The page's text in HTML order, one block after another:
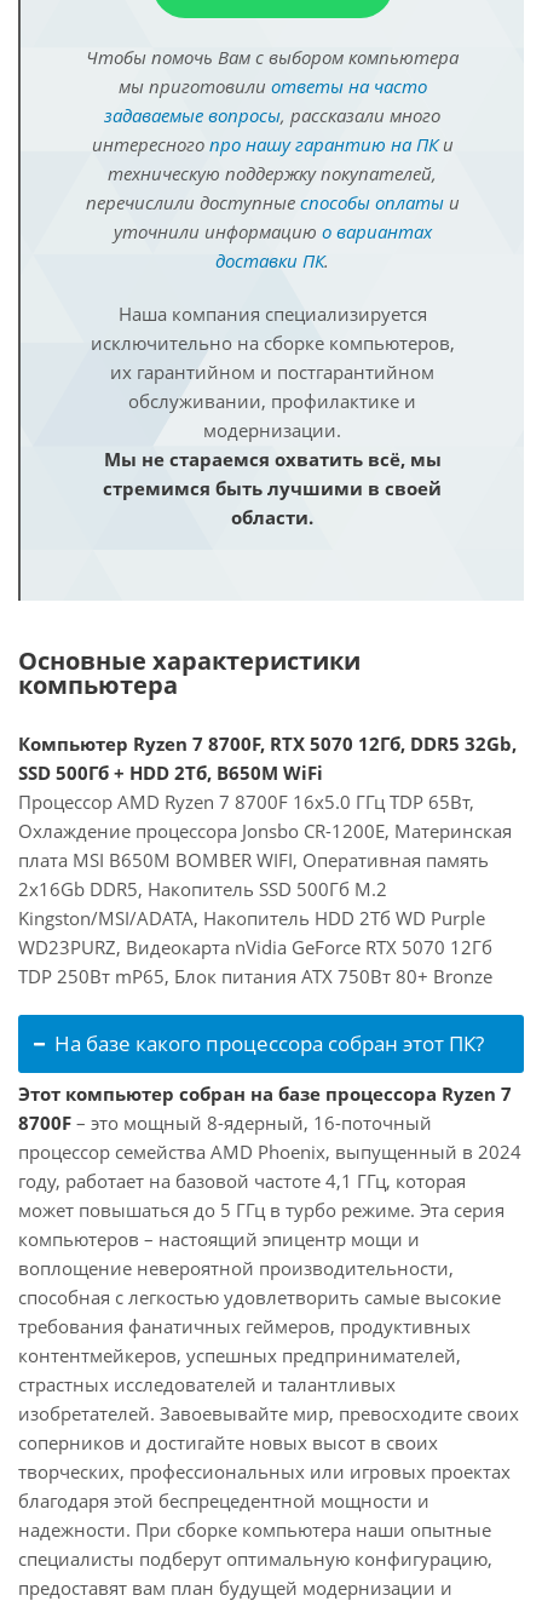
Чтобы помочь Вам с выбором компьютера
мы приготовили ответы на часто
задаваемые вопросы, рассказали много
интересного про нашу гарантию на ПКи
техническую поддержку покупателей,
перечислили доступные способы оплатыи
уточнили информацию о вариантах
доставки ПК.
Наша компания специализируется
исключительно на сборке компьютеров,
их гарантийном и постгарантийном
обслуживании, профилактике и
модернизации.
Мы не стараемся охватить всё, мы
стремимся быть лучшими в своей
области.
Основные характеристики
компьютера
Компьютер Ryzen 7 8700F, RTX 5070 12Гб, DDR5 32Gb,
SSD 500Гб + HDD 2Тб, B650M WiFi
Процессор AMD Ryzen 7 8700F 16x5.0 ГГц TDP 65Вт,
Охлаждение процессора Jonsbo CR-1200E, Материнская
плата MSI B650M BOMBER WIFI, Оперативная память
2x16Gb DDR5, Накопитель SSD 500Гб M.2
Kingston/MSI/ADATA, Накопитель HDD 2Тб WD Purple
WD23PURZ, Видеокарта nVidia GeForce RTX 5070 12Гб
TDP 250Вт mP65, Блок питания ATX 750Вт 80+ Bronze
На базе какого процессора собран этот ПК?
Этот компьютер собран на базе процессора Ryzen 7
8700F – это мощный 8-ядерный, 16-поточный
процессор семейства AMD Phoenix, выпущенный в 2024
году, работает на базовой частоте 4,1 ГГц, которая
может повышаться до 5 ГГц в турбо режиме. Эта серия
компьютеров – настоящий эпицентр мощи и
воплощение невероятной производительности,
способная с легкостью удовлетворить самые высокие
требования фанатичных геймеров, продуктивных
контентмейкеров, успешных предпринимателей,
страстных исследователей и талантливых
изобретателей. Завоевывайте мир, превосходите своих
соперников и достигайте новых высот в своих
творческих, профессиональных или игровых проектах
благодаря этой беспрецедентной мощности и
надежности. При сборке компьютера наши опытные
специалисты подберут оптимальную конфигурацию,
предоставят вам план будущей модернизации и